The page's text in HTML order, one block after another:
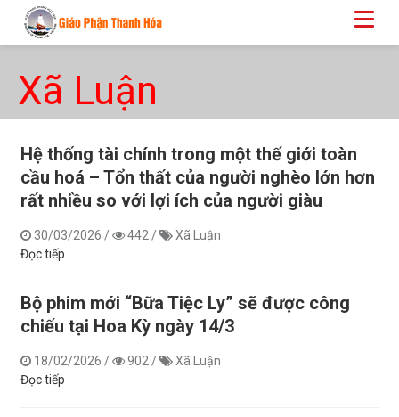
Xã Luận
Hệ thống tài chính trong một thế giới toàn
cầu hoá – Tổn thất của người nghèo lớn hơn
rất nhiều so với lợi ích của người giàu
30/03/2026 / 442 /
Xã Luận
Đọc tiếp
Bộ phim mới “Bữa Tiệc Ly” sẽ được công
chiếu tại Hoa Kỳ ngày 14/3
18/02/2026 / 902 /
Xã Luận
Đọc tiếp